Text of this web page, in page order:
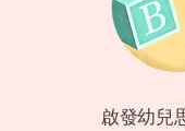
啟發幼兒